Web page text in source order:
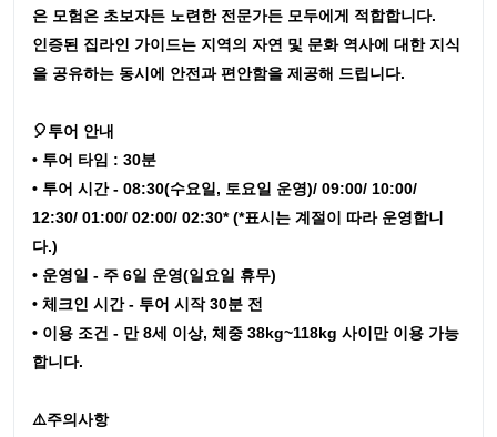
은 모험은 초보자든 노련한 전문가든 모두에게 적합합니다.
인증된 집라인 가이드는 지역의 자연 및 문화 역사에 대한 지식
을 공유하는 동시에 안전과 편안함을 제공해 드립니다.
🎈투어 안내
• 투어 타임 : 30분
• 투어 시간 - 08:30(수요일, 토요일 운영)/ 09:00/ 10:00/
12:30/ 01:00/ 02:00/ 02:30* (*표시는 계절이 따라 운영합니
다.)
• 운영일 - 주 6일 운영(일요일 휴무)
• 체크인 시간 - 투어 시작 30분 전
• 이용 조건 - 만 8세 이상, 체중 38kg~118kg 사이만 이용 가능
합니다.
⚠️주의사항